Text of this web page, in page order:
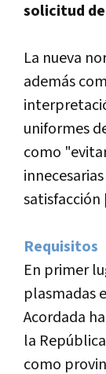
solicitud
La nueva
además
uniformes
como
Requisitos
En primer
plasmadas
Acordada
la
como